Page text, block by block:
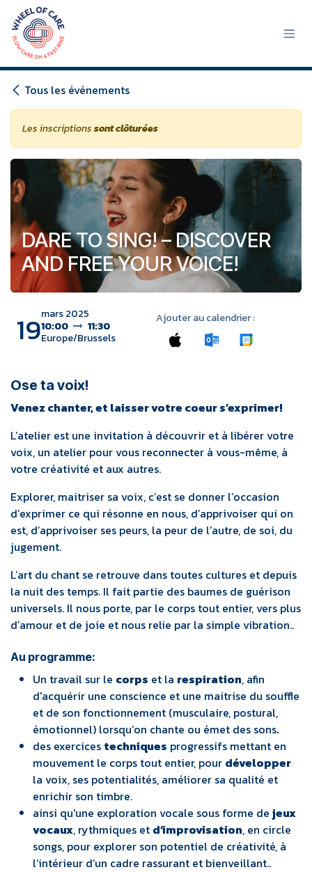
Se rendre au contenu
Tous les événements
Les inscriptionssont clôturées
DARE TO SING! – DISCOVER
AND FREE YOUR VOICE!
19mars 2025
10:00
11:30
Europe/Brussels
Ajouter au calendrier :
Ose ta voix!
Venez chanter, et laisser votre coeur s’exprimer!
L’atelier est une invitation à découvrir et à libérer votre
voix, un atelier pour vous reconnecter à vous-même, à
votre créativité et aux autres.
Explorer, maitriser sa voix, c’est se donner l’occasion
d’exprimer ce qui résonne en nous, d’apprivoiser qui on
est, d’apprivoiser ses peurs, la peur de l’autre, de soi, du
jugement.
L’art du chant se retrouve dans toutes cultures et depuis
la nuit des temps. Il fait partie des baumes de guérison
universels. Il nous porte, par le corps tout entier, vers plus
d’amour et de joie et nous relie par la simple vibration..
Au programme:
Un travail sur le corps et la respiration, afin
d'acquérir une conscience et une maitrise du souffle
et de son fonctionnement (musculaire, postural,
émotionnel) lorsqu’on chante ou émet des sons.
des exercices techniques progressifs mettant en
mouvement le corps tout entier, pour développer
la voix, ses potentialités, améliorer sa qualité et
enrichir son timbre.
ainsi qu'une exploration vocale sous forme de jeux
vocaux, rythmiques et d’improvisation, en circle
songs, pour explorer son potentiel de créativité, à
l’intérieur d’un cadre rassurant et bienveillant..